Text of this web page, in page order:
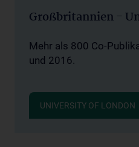
Großbritannien -
Mehr als 800 Co-
und 2016.
UNIVERSITY OF LONDON